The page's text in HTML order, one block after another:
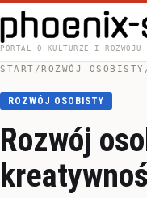
PORTAL O KULTURZE I ROZWOJU
START /ROZWÓJ OSOBISTY
ROZWÓJ OSOBISTY
Rozwój